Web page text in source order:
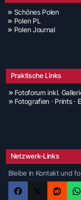
Schönes Polen
Polen PL
Polen Journal
Praktische Links
Fotoforum inkl.
Fotografien · Prints ·
Netzwerk-Links
Bleibe in Kontakt und